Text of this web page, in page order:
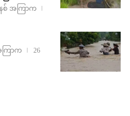
စ် အကြာက
ကြာက
26